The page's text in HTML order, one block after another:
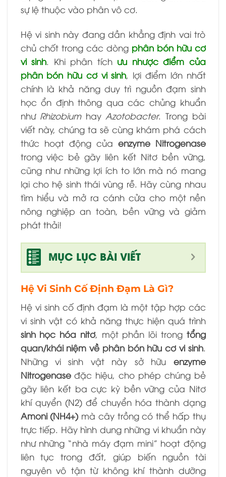
sự lệ thuộc vào phân vô cơ.
Hệ vi sinh này đang dần khẳng định vai trò
chủ chốt trong các dòng phân bón hữu cơ
vi sinh. Khi phân tích ưu nhược điểm của
phân bón hữu cơ vi sinh, lợi điểm lớn nhất
chính là khả năng duy trì nguồn đạm sinh
học ổn định thông qua các chủng khuẩn
như Rhizobiumhay Azotobacter. Trong bài
viết này, chúng ta sẽ cùng khám phá cách
thức hoạt động của enzyme Nitrogenase
trong việc bẻ gãy liên kết Nitơ bền vững,
cũng như những lợi ích to lớn mà nó mang
lại cho hệ sinh thái vùng rễ. Hãy cùng nhau
tìm hiểu và mở ra cánh cửa cho một nền
nông nghiệp an toàn, bền vững và giảm
phát thải!
MỤC LỤC BÀI VIẾT
Hệ Vi Sinh Cố Định Đạm Là Gì?
Hệ vi sinh cố định đạm là một tập hợp các
vi sinh vật có khả năng thực hiện quá trình
sinh học hóa nitơ, một phần lõi trong tổng
quan/khái niệm về phân bón hữu cơ vi sinh.
Những vi sinh vật này sở hữu enzyme
Nitrogenaseđặc hiệu, cho phép chúng bẻ
gãy liên kết ba cực kỳ bền vững của Nitơ
khí quyển (N2) để chuyển hóa thành dạng
Amoni (NH4+) mà cây trồng có thể hấp thụ
trực tiếp. Hãy hình dung những vi khuẩn này
như những “nhà máy đạm mini” hoạt động
liên tục trong đất, giúp biến nguồn tài
nguyên vô tận từ không khí thành dưỡng